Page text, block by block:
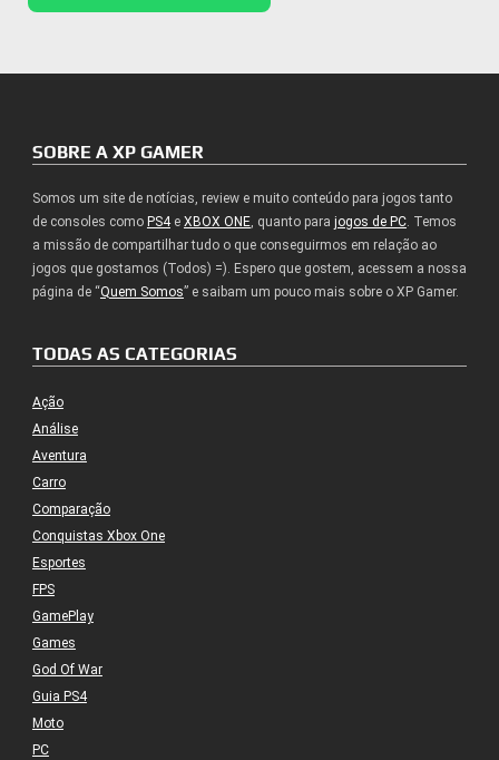
SOBRE A XP GAMER
Somos um site de notícias, review e muito conteúdo para jogos tanto
de consoles como PS4e XBOX ONE, quanto para jogos de PC. Temos
a missão de compartilhar tudo o que conseguirmos em relação ao
jogos que gostamos (Todos) =). Espero que gostem, acessem a nossa
página de “Quem Somos” e saibam um pouco mais sobre o XP Gamer.
TODAS AS CATEGORIAS
Ação
Análise
Aventura
Carro
Comparação
Conquistas Xbox One
Esportes
FPS
GamePlay
Games
God Of War
Guia PS4
Moto
PC